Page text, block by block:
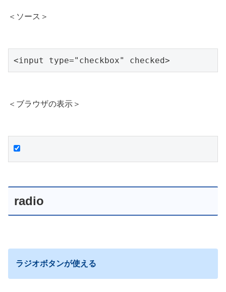
＜ソース＞
<input type="checkbox" checked>
＜ブラウザの表示＞
radio
ラジオボタンが使える